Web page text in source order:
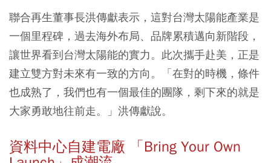
聯合再生董事長洪傳獻表示，這對台灣太陽能產業是
一個里程碑，過去海外布局、品牌累積邁向新階段，
讓世界看到台灣太陽能的實力。此次攜手赴美，正是
建立雙方對未來有一致的方向。「在對的時機，條件
也成熟了，我們也有一個最佳的團隊，剩下來的就是
大家勇敢地往前走。」洪傳獻說。
資料中心自建電廠 「Bring Your Own